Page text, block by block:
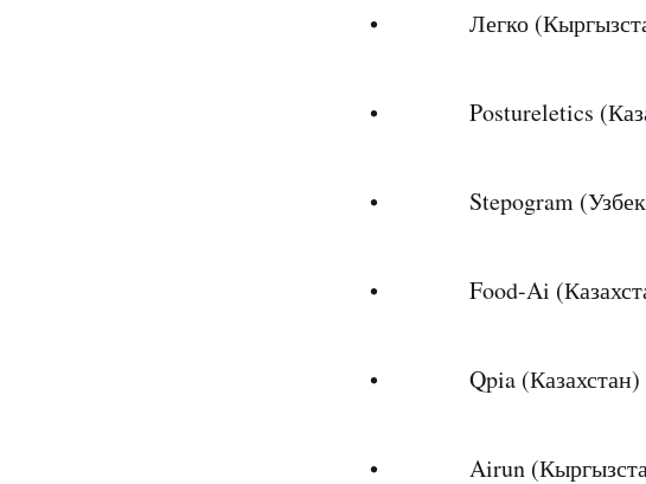
• Легко
• Postureletics
• Stepogram
• Food-Ai
• Qpia (Казахстан)
• Airun